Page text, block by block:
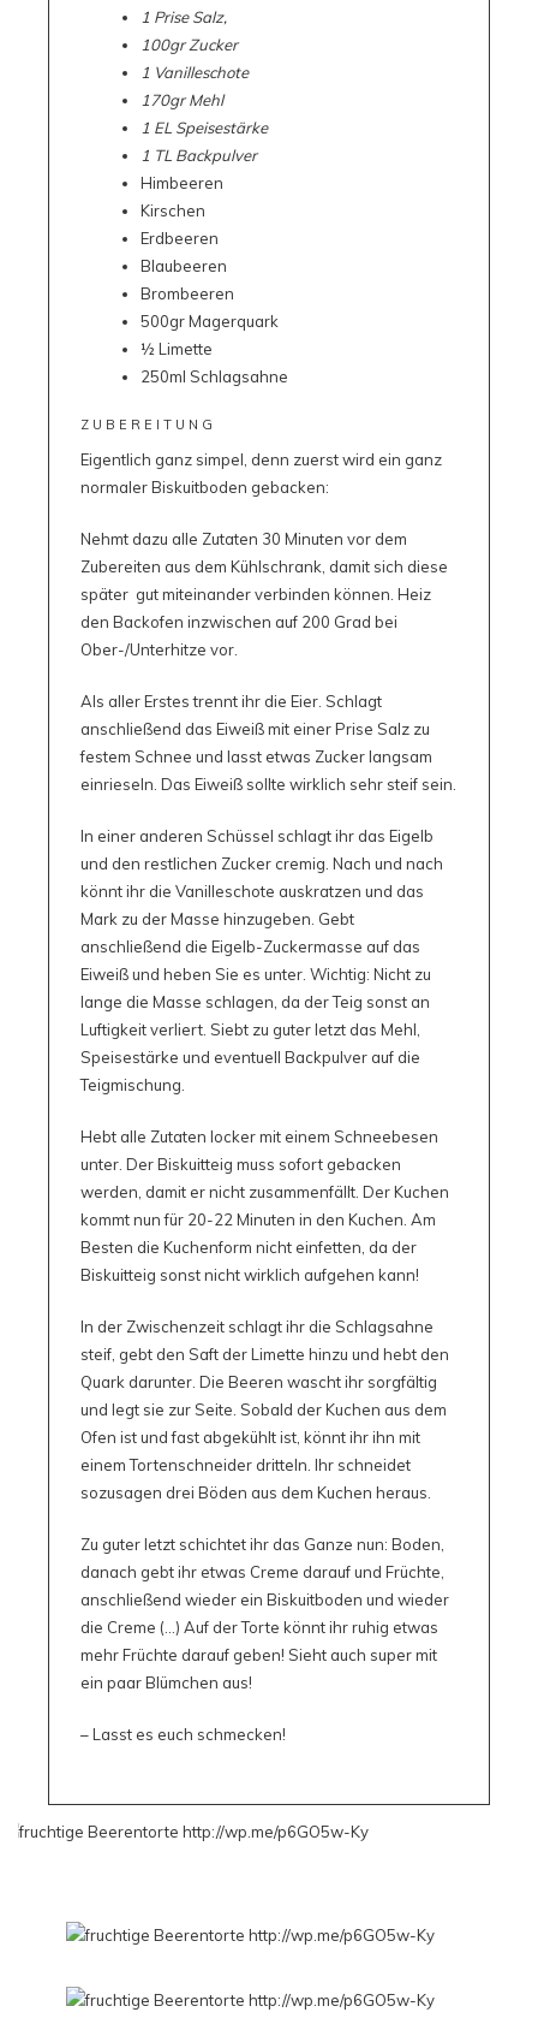
1 Prise Salz,
100gr Zucker
1 Vanilleschote
170gr Mehl
1 EL Speisestärke
1 TL Backpulver
Himbeeren
Kirschen
Erdbeeren
Blaubeeren
Brombeeren
500gr Magerquark
½ Limette
250ml Schlagsahne
ZUBEREITUNG
Eigentlich ganz simpel, denn zuerst wird ein ganz
normaler Biskuitboden gebacken:
Nehmt dazu alle Zutaten 30 Minuten vor dem
Zubereiten aus dem Kühlschrank, damit sich diese
später gut miteinander verbinden können. Heiz
den Backofen inzwischen auf 200 Grad bei
Ober-/Unterhitze vor.
Als aller Erstes trennt ihr die Eier. Schlagt
anschließend das Eiweiß mit einer Prise Salz zu
festem Schnee und lasst etwas Zucker langsam
einrieseln. Das Eiweiß sollte wirklich sehr steif sein.
In einer anderen Schüssel schlagt ihr das Eigelb
und den restlichen Zucker cremig. Nach und nach
könnt ihr die Vanilleschote auskratzen und das
Mark zu der Masse hinzugeben. Gebt
anschließend die Eigelb-Zuckermasse auf das
Eiweiß und heben Sie es unter. Wichtig: Nicht zu
lange die Masse schlagen, da der Teig sonst an
Luftigkeit verliert. Siebt zu guter letzt das Mehl,
Speisestärke und eventuell Backpulver auf die
Teigmischung.
Hebt alle Zutaten locker mit einem Schneebesen
unter. Der Biskuitteig muss sofort gebacken
werden, damit er nicht zusammenfällt. Der Kuchen
kommt nun für 20-22 Minuten in den Kuchen. Am
Besten die Kuchenform nicht einfetten, da der
Biskuitteig sonst nicht wirklich aufgehen kann!
In der Zwischenzeit schlagt ihr die Schlagsahne
steif, gebt den Saft der Limette hinzu und hebt den
Quark darunter. Die Beeren wascht ihr sorgfältig
und legt sie zur Seite. Sobald der Kuchen aus dem
Ofen ist und fast abgekühlt ist, könnt ihr ihn mit
einem Tortenschneider dritteln. Ihr schneidet
sozusagen drei Böden aus dem Kuchen heraus.
Zu guter letzt schichtet ihr das Ganze nun: Boden,
danach gebt ihr etwas Creme darauf und Früchte,
anschließend wieder ein Biskuitboden und wieder
die Creme (…) Auf der Torte könnt ihr ruhig etwas
mehr Früchte darauf geben! Sieht auch super mit
ein paar Blümchen aus!
– Lasst es euch schmecken!